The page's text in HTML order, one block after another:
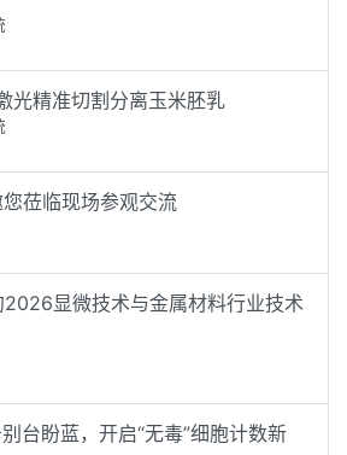
光精准切割分离玉米胚乳
莅临现场参观交流
显微技术与金属材料行业技术
台盼蓝，开启“无毒”细胞计数新